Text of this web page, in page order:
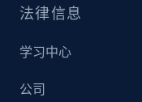
法律信息
学习中心
公司